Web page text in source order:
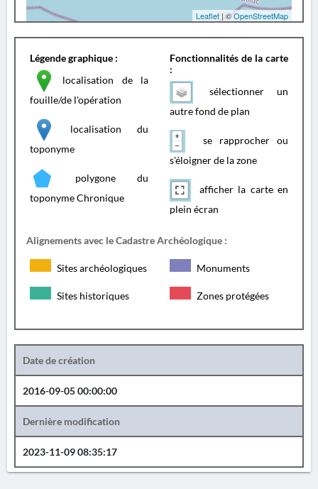
Leaflet| ©OpenStreetMap
Légende graphique :
localisation de la
fouille/de l'opération
localisation du
toponyme
polygone du
toponyme Chronique
Fonctionnalités de la carte
:
sélectionner un
autre fond de plan
se rapprocher ou
s'éloigner de la zone
afficher la carte en
plein écran
Alignements avec le Cadastre Archéologique :
Sites archéologiques Monuments
Sites historiques Zones protégées
Date de création
2016-09-05 00:00:00
Dernière modification
2023-11-09 08:35:17